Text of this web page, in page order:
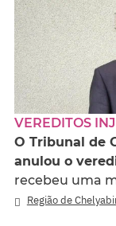
VEREDITOS
O Tribunal de
anulou o
recebeu uma
Região de